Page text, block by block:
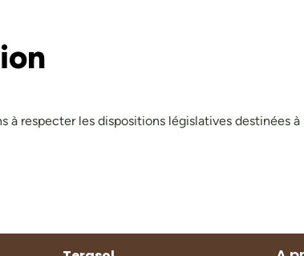
à respecter les dispositions législatives destinées à